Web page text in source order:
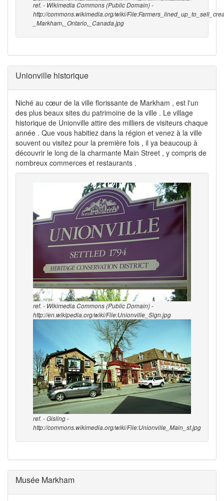
ref. - Wikimedia Commons (Public Domain) -
http://commons.wikimedia.org/wiki/
_Markham,_Ontario,_Canada.jpg
Unionville historique
Niché au cœur de la ville florissante de Markham , est l'un
des plus beaux sites du patrimoine de la ville . Le village
historique de Unionville attire des milliers de visiteurs chaque
année . Que vous habitiez dans la région et venez à la ville
souvent ou visitez pour la première fois , il ya beaucoup à
découvrir le long de la charmante Main Street , y compris de
nombreux commerces et restaurants .
ref. - Wikimedia Commons (Public Domain) -
http://en.wikipedia.org/wiki/File:Unionville_Sign.jpg
ref. - Gisling -
http://commons.wikimedia.org/wiki/File:Unionville_Main_st.jpg
Musée Markham